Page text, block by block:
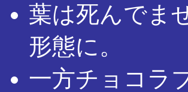
葉は死んでま
形態に。
一方チョコラ